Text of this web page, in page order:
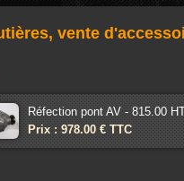
vente
Réfection pont AV - 815.00
Prix : 978.00 € TTC